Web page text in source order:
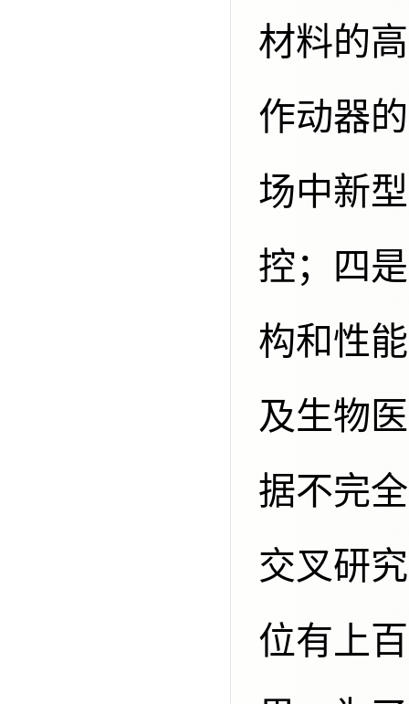
材料的
作动器
场中新
控；四
构和性
及生物
据不完
交叉研
位有上